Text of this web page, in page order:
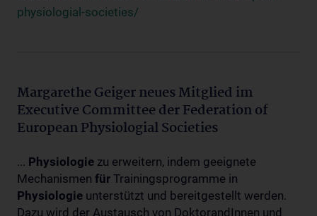
physiologial-societies/
Margarethe Geiger neues Mitglied im
Executive Committee der Federation of
European Physiologial Societies
... Physiologie zu erweitern, indem geeignete
Mechanismen für Trainingsprogramme in
Physiologie unterstützt und bereitgestellt werden.
Dazu wird der Austausch von DoktorandInnen und